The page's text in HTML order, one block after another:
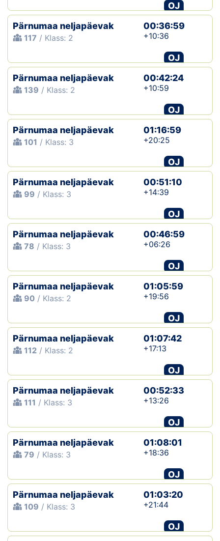
OJ
Pärnumaa neljapäevak
117 / Klass: 2
00:36:59
+10:36
OJ
Pärnumaa neljapäevak
139 / Klass: 2
00:42:24
+10:59
OJ
Pärnumaa neljapäevak
101 / Klass: 3
01:16:59
+20:25
OJ
Pärnumaa neljapäevak
99 / Klass: 3
00:51:10
+14:39
OJ
Pärnumaa neljapäevak
78 / Klass: 3
00:46:59
+06:26
OJ
Pärnumaa neljapäevak
90 / Klass: 2
01:05:59
+19:56
OJ
Pärnumaa neljapäevak
112 / Klass: 2
01:07:42
+17:13
OJ
Pärnumaa neljapäevak
111 / Klass: 3
00:52:33
+13:26
OJ
Pärnumaa neljapäevak
79 / Klass: 3
01:08:01
+18:36
OJ
Pärnumaa neljapäevak
109 / Klass: 3
01:03:20
+21:44
OJ